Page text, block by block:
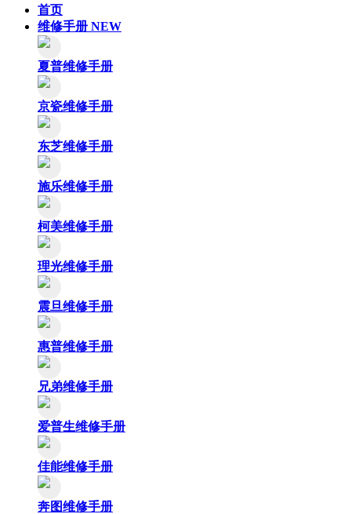
首页
维修手册 NEW
夏普维修手册
京瓷维修手册
东芝维修手册
施乐维修手册
柯美维修手册
理光维修手册
震旦维修手册
惠普维修手册
兄弟维修手册
爱普生维修手册
佳能维修手册
奔图维修手册